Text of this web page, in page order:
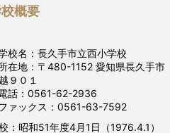
概要
校名：長久手市立西小学校
在地：〒480-1152 愛知県長久手市
９０１
話：0561-62-2936
ァックス：0561-63-7592
：昭和51年度4月1日（1976.4.1）